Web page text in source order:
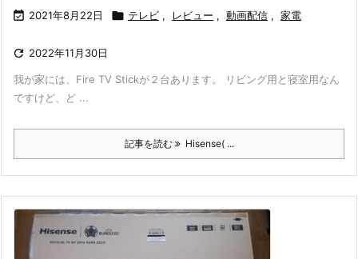
 2021年8月22日  テレビ , レビュー , 動画配信 , 家電
 2022年11月30日
我が家には、Fire TV Stickが２台あります。 リビング用と寝室用なん
ですけど、ど ...
記事を読む Hisense( ...